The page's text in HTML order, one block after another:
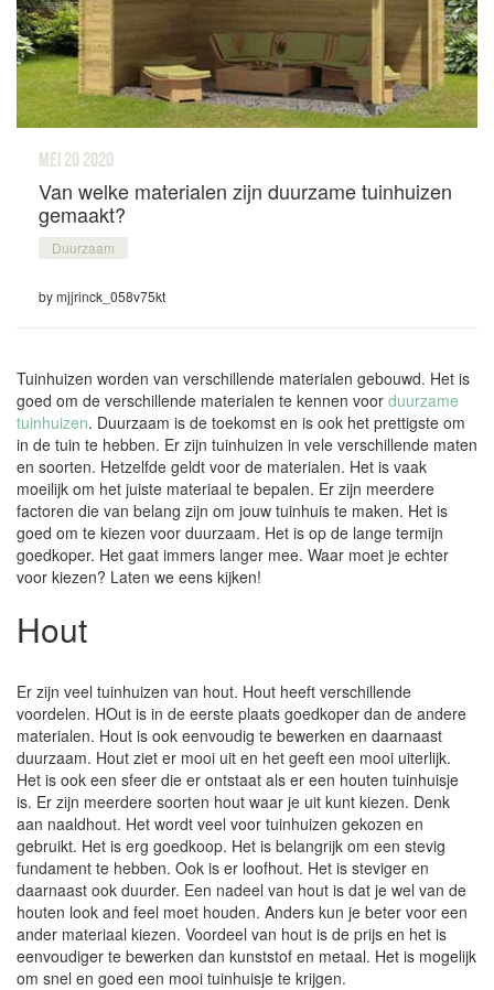
mei 20 2020
Van welke materialen zijn duurzame tuinhuizen
gemaakt?
Duurzaam
by mjjrinck_058v75kt
Tuinhuizen worden van verschillende materialen gebouwd. Het is
goed om de verschillende materialen te kennen voor duurzame
tuinhuizen. Duurzaam is de toekomst en is ook het prettigste om
in de tuin te hebben. Er zijn tuinhuizen in vele verschillende maten
en soorten. Hetzelfde geldt voor de materialen. Het is vaak
moeilijk om het juiste materiaal te bepalen. Er zijn meerdere
factoren die van belang zijn om jouw tuinhuis te maken. Het is
goed om te kiezen voor duurzaam. Het is op de lange termijn
goedkoper. Het gaat immers langer mee. Waar moet je echter
voor kiezen? Laten we eens kijken!
Hout
Er zijn veel tuinhuizen van hout. Hout heeft verschillende
voordelen. HOut is in de eerste plaats goedkoper dan de andere
materialen. Hout is ook eenvoudig te bewerken en daarnaast
duurzaam. Hout ziet er mooi uit en het geeft een mooi uiterlijk.
Het is ook een sfeer die er ontstaat als er een houten tuinhuisje
is. Er zijn meerdere soorten hout waar je uit kunt kiezen. Denk
aan naaldhout. Het wordt veel voor tuinhuizen gekozen en
gebruikt. Het is erg goedkoop. Het is belangrijk om een stevig
fundament te hebben. Ook is er loofhout. Het is steviger en
daarnaast ook duurder. Een nadeel van hout is dat je wel van de
houten look and feel moet houden. Anders kun je beter voor een
ander materiaal kiezen. Voordeel van hout is de prijs en het is
eenvoudiger te bewerken dan kunststof en metaal. Het is mogelijk
om snel en goed een mooi tuinhuisje te krijgen.